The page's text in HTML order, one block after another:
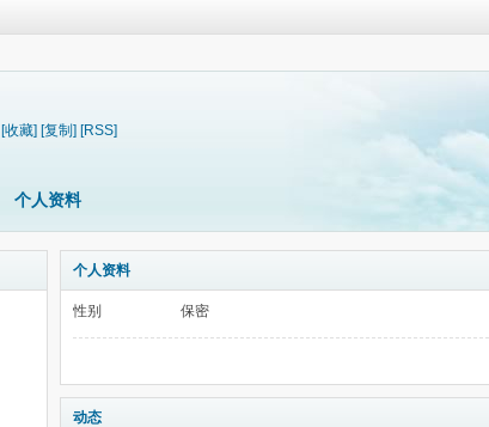
[收藏] [复制] [RSS]
个人资料
个人资料
性别 保密
动态